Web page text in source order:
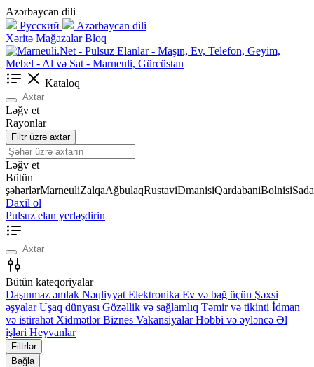
Azərbaycan dili
Русский
Azərbaycan dili
Xəritə Mağazalar Bloq
Kataloq
Ləğv et
Rayonlar
Filtr üzrə axtar
Ləğv et
Bütün
şəhərlərMarneuliZalqaAğbulaqRustaviDmanisiQardabaniBolnisi
Daxil ol
Pulsuz elan yerləşdirin
Bütün kateqoriyalar
Daşınmaz əmlak Nəqliyyat Elektronika Ev və bağ üçün Şəxsi
əşyalar Uşaq dünyası Gözəllik və sağlamlıq Təmir və tikinti İdman
və istirahət Xidmətlər Biznes Vakansiyalar Hobbi və əyləncə Əl
işləri Heyvanlar
Filtrlər
Bağla